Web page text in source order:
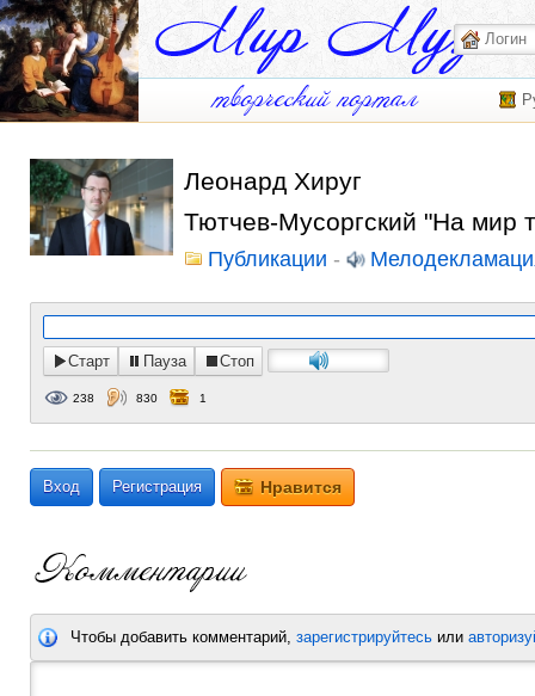
Леонард Хируг
Тютчев-Мусоргский "На мир
Публикации -
Старт Пауза Стоп
238 830 1
Вход Регистрация Нравится
Чтобы добавить комментарий, зарегистрируйтесь или